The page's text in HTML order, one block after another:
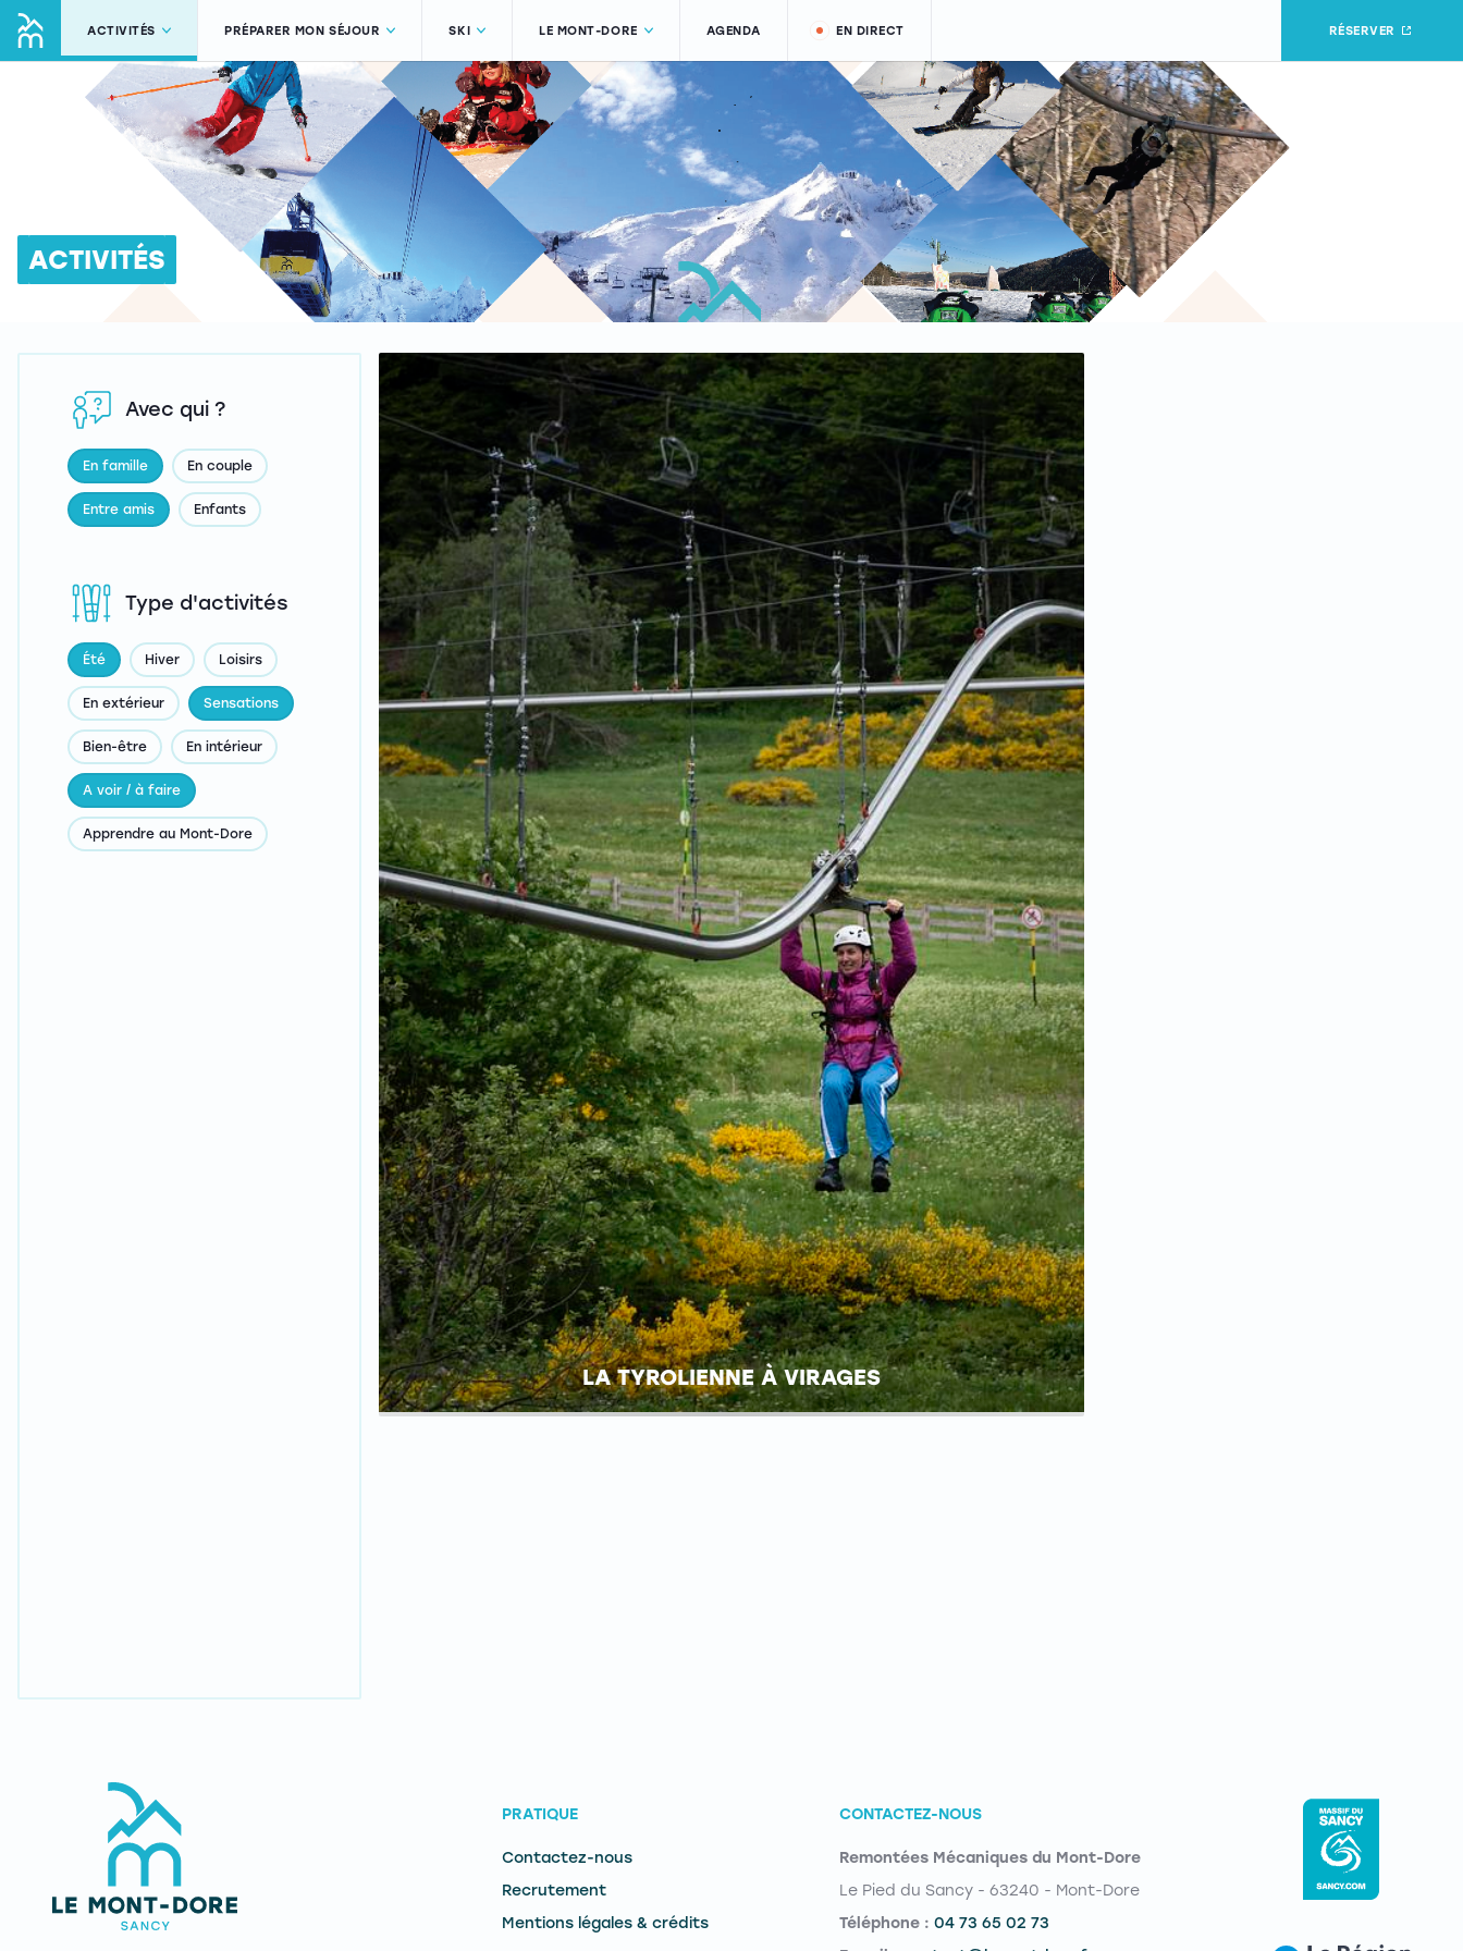
ACTIVITÉS PRÉPARER MON SÉJOUR SKI LE MONT-DORE AGENDA EN DIRECT RÉSERVER
ACTIVITÉS
Type d'activités
Été Hiver Loisirs
En extérieur Sensations
Bien-être En intérieur
A voir / à faire
Apprendre au Mont-Dore
Avec qui ?
En famille En couple
Entre amis Enfants
LA TYROLIENNE À VIRAGES
PRATIQUE
Contactez-nous
Recrutement
Mentions légales & crédits
CONTACTEZ-NOUS
Remontées Mécaniques du Mont-Dore
Le Pied du Sancy - 63240 - Mont-Dore
Téléphone : 04 73 65 02 73